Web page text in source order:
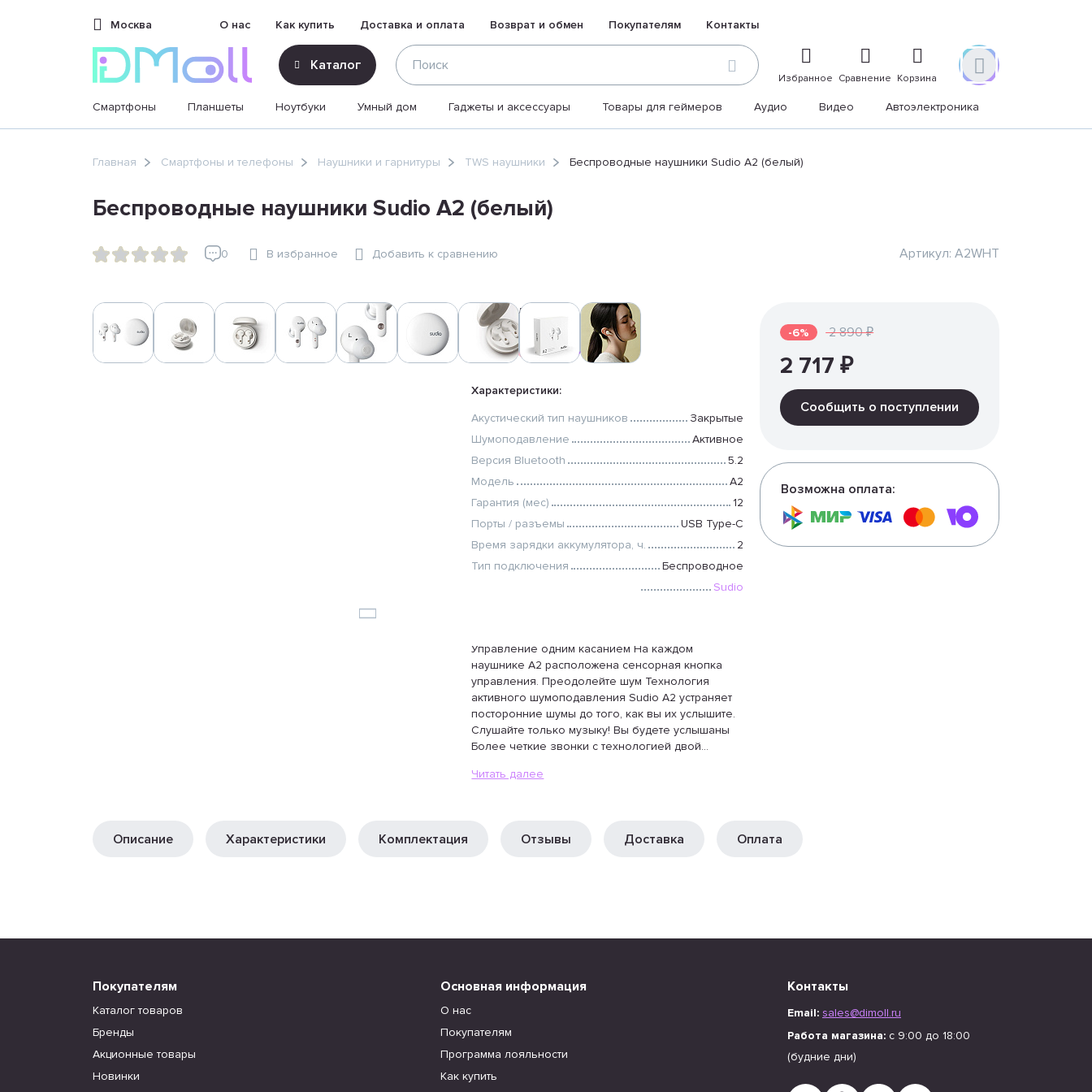
Москва О нас Как купить Доставка и оплата Возврат и обмен Покупателям Контакты
Каталог
Избранное Сравнение Корзина
Смартфоны Планшеты Ноутбуки Умный дом Гаджеты и аксессуары Товары для геймеров Аудио Видео Автоэлектроника
sales@dimoll.ruГлавная Смартфоны и телефоны Наушники и гарнитуры TWS наушники Беспроводные наушники Sudio A2 (белый)
Беспроводные наушники Sudio A2 (белый)
0 В избранное Добавить к сравнению Артикул: A2WHT
Цвет:Белый
Характеристики:
Акустический тип наушников
Закрытые
Шумоподавление
Активное
Версия Bluetooth
5.2
Модель
A2
Гарантия (мес)
12
Порты / разъемы
USB Type-C
Время зарядки аккумулятора, ч.
2
Тип подключения
Беспроводное
Sudio
Управление одним касанием На каждом
наушнике А2 расположена сенсорная кнопка
управления. Преодолейте шум Технология
активного шумоподавления Sudio A2 устраняет
посторонние шумы до того, как вы их услышите.
Слушайте только музыку! Вы будете услышаны
Более четкие звонки с технологией двой...
Читать далее
-6% 2 890 ₽
2 717 ₽
Сообщить о поступлении
Возможна оплата:
Описание Характеристики Комплектация Отзывы Доставка Оплата
Покупателям
Каталог товаров
Бренды
Акционные товары
Новинки
Основная информация
О нас
Покупателям
Программа лояльности
Как купить
Контакты
Email: sales@dimoll.ru
Работа магазина: с 9:00 до 18:00
(будние дни)